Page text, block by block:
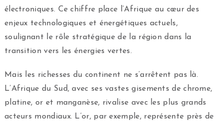
électroniques. Ce chiffre place l’Afrique au cœur des
enjeux technologiques et énergétiques actuels,
soulignant le rôle stratégique de la région dans la
transition vers les énergies vertes.
Mais les richesses du continent ne s’arrêtent pas là.
L’Afrique du Sud, avec ses vastes gisements de chrome,
platine, or et manganèse, rivalise avec les plus grands
acteurs mondiaux. L’or, par exemple, représente près de